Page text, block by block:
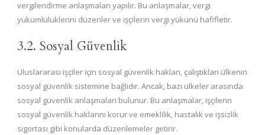
vergilendirme anlaşmaları yapılır. Bu anlaşmalar, vergi
yükümlülüklerini düzenler ve işçilerin vergi yükünü hafifletir.
3.2. Sosyal Güvenlik
Uluslararası işçiler için sosyal güvenlik hakları, çalıştıkları ülkenin
sosyal güvenlik sistemine bağlıdır. Ancak, bazı ülkeler arasında
sosyal güvenlik anlaşmaları bulunur. Bu anlaşmalar, işçilerin
sosyal güvenlik haklarını korur ve emeklilik, hastalık ve işsizlik
sigortası gibi konularda düzenlemeler getirir.